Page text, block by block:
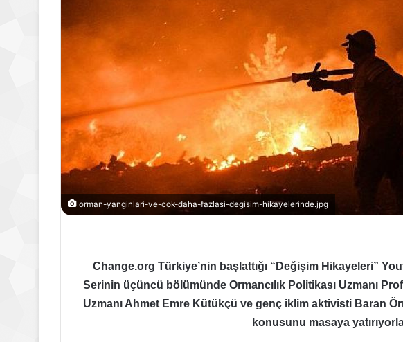
orman-yanginlari-ve-cok-daha-fazlasi-degisim-hikayelerinde.jpg
Change.org Türkiye’nin başlattığı “Değişim Hikayeleri”
Serinin üçüncü bölümünde Ormancılık Politikası Uzmanı
Uzmanı Ahmet Emre Kütükçü ve genç iklim aktivisti Baran
konusunu masaya